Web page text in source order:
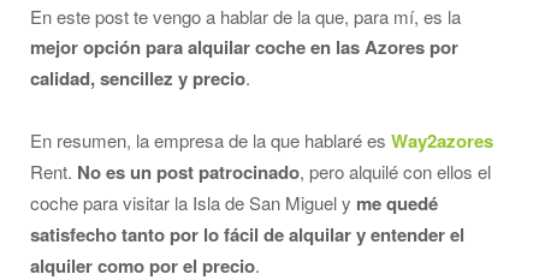
En este post te vengo a hablar de la que, para mí, es la
mejor opción para alquilar coche en las Azores por
calidad, sencillez y precio.
En resumen, la empresa de la que hablaré es Way2azores
Rent. No es un post patrocinado, pero alquilé con ellos el
coche para visitar la Isla de San Miguel y me quedé
satisfecho tanto por lo fácil de alquilar y entender el
alquiler como por el precio.